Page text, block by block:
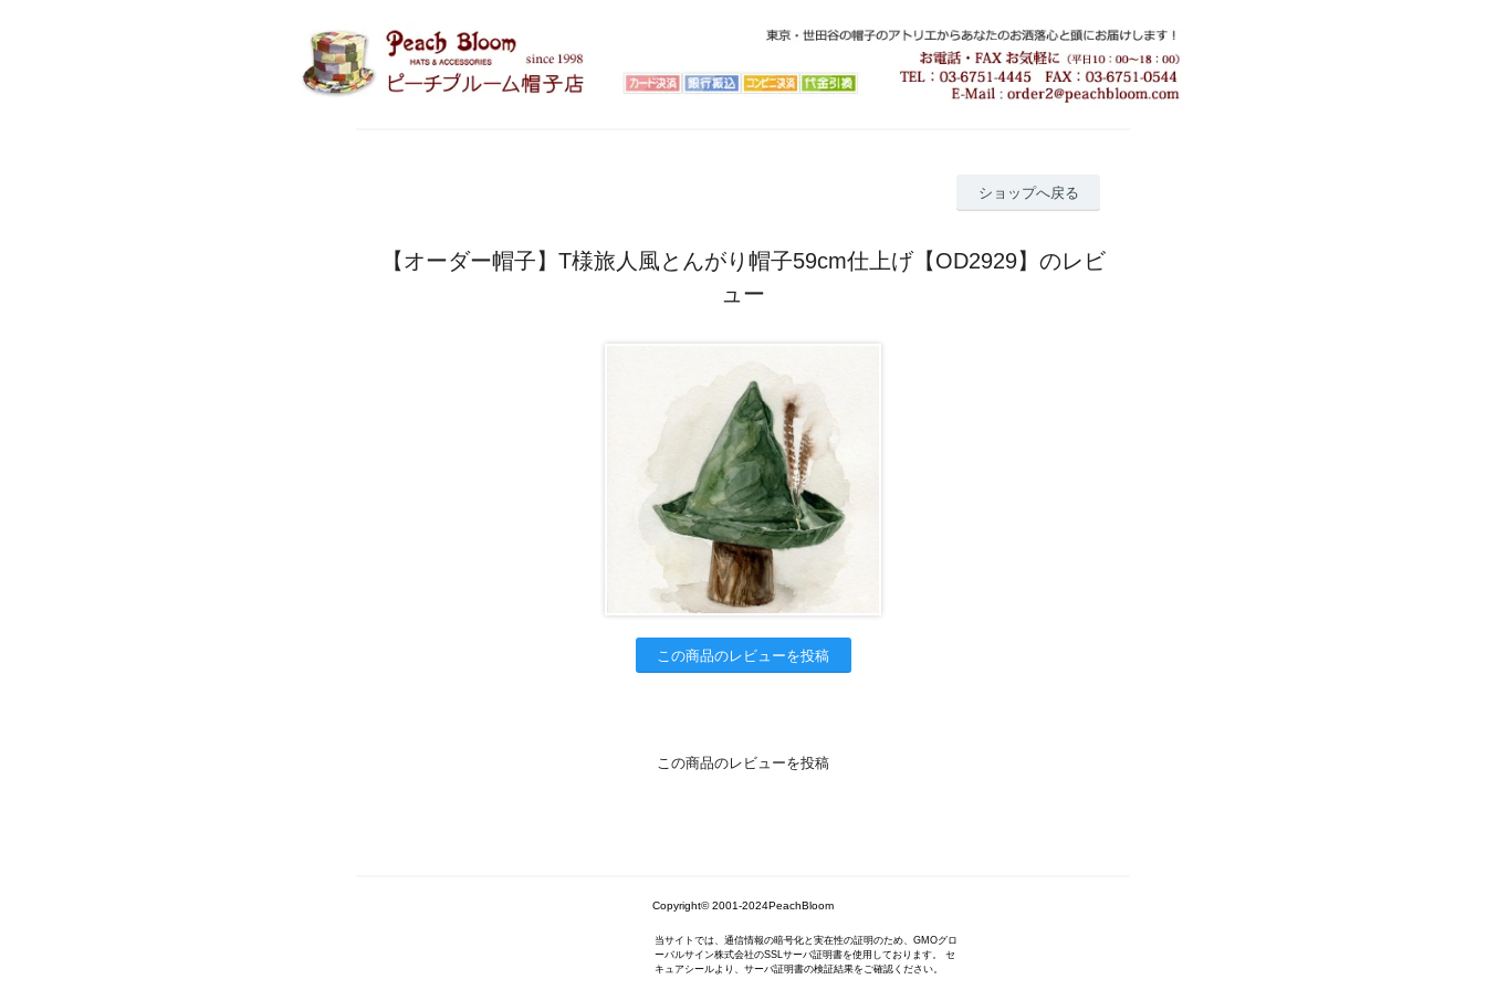
ショップへ戻る
【オーダー帽子】T様旅人風とんがり帽子59cm仕上げ【OD2929】のレビ
ュー
この商品のレビューを投稿
この商品のレビューを投稿
Copyright© 2001-2024PeachBloom
当サイトでは、通信情報の暗号化と実在性の証明のため、GMOグロ
ーバルサイン株式会社のSSLサーバ証明書を使用しております。 セ
キュアシールより、サーバ証明書の検証結果をご確認ください。